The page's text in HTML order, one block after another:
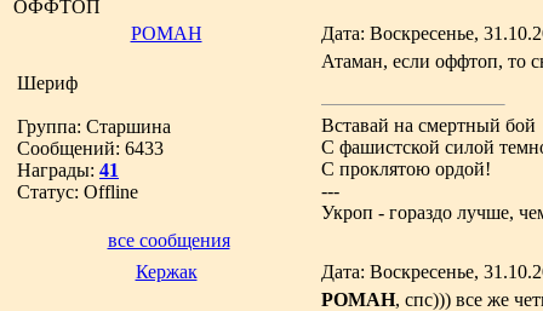
ОФФТОП
РОМАН
Дата: Воскресенье,
Шериф
Группа: Старшина
Сообщений: 6433
Награды: 41
Статус: Offline
Атаман, если оффтоп, то
Вставай на смертный бой
С фашистской силой
С проклятою ордой!
---
Укроп - гораздо лучше,
все сообщения
Кержак
Дата: Воскресенье,
РОМАН, спс))) все же